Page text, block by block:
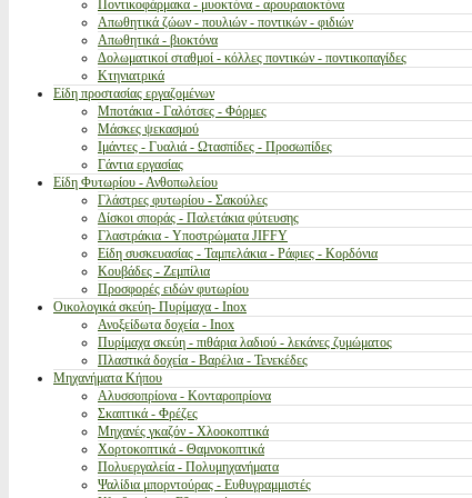
Ποντικοφάρμακα - μυοκτόνα - αρουραιοκτόνα
Απωθητικά ζώων - πουλιών - ποντικών - φιδιών
Απωθητικά - βιοκτόνα
Δολωματικοί σταθμοί - κόλλες ποντικών - ποντικοπαγίδες
Κτηνιατρικά
Είδη προστασίας εργαζομένων
Μποτάκια - Γαλότσες - Φόρμες
Μάσκες ψεκασμού
Ιμάντες - Γυαλιά - Ωτασπίδες - Προσωπίδες
Γάντια εργασίας
Είδη Φυτωρίου - Ανθοπωλείου
Γλάστρες φυτωρίου - Σακούλες
Δίσκοι σποράς - Παλετάκια φύτευσης
Γλαστράκια - Υποστρώματα JIFFY
Είδη συσκευασίας - Ταμπελάκια - Ράφιες - Κορδόνια
Κουβάδες - Ζεμπίλια
Προσφορές ειδών φυτωρίου
Οικολογικά σκεύη- Πυρίμαχα - Inox
Ανοξείδωτα δοχεία - Inox
Πυρίμαχα σκεύη - πιθάρια λαδιού - λεκάνες ζυμώματος
Πλαστικά δοχεία - Βαρέλια - Τενεκέδες
Μηχανήματα Κήπου
Αλυσσοπρίονα - Κονταροπρίονα
Σκαπτικά - Φρέζες
Μηχανές γκαζόν - Χλοοκοπτικά
Χορτοκοπτικά - Θαμνοκοπτικά
Πολυεργαλεία - Πολυμηχανήματα
Ψαλίδια μπορντούρας - Ευθυγραμμιστές